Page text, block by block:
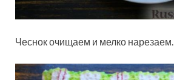
Чеснок очищаем и мелко нарезаем.